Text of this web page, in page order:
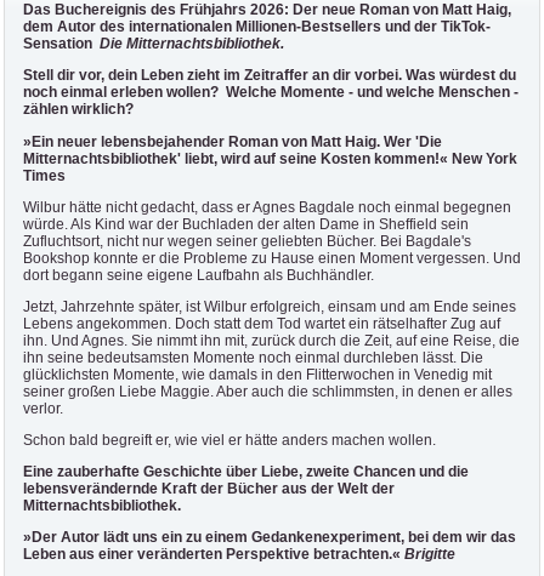
Das Buchereignis des Frühjahrs 2026: Der neue Roman von Matt Haig,
dem Autor des internationalen Millionen-Bestsellers und der TikTok-
Sensation Die Mitternachtsbibliothek.
Stell dir vor, dein Leben zieht im Zeitraffer an dir vorbei. Was würdest du
noch einmal erleben wollen? Welche Momente - und welche Menschen -
zählen wirklich?
»Ein neuer lebensbejahender Roman von Matt Haig. Wer 'Die
Mitternachtsbibliothek' liebt, wird auf seine Kosten kommen!« New York
Times
Wilbur hätte nicht gedacht, dass er Agnes Bagdale noch einmal begegnen
würde. Als Kind war der Buchladen der alten Dame in Sheffield sein
Zufluchtsort, nicht nur wegen seiner geliebten Bücher. Bei Bagdale's
Bookshop konnte er die Probleme zu Hause einen Moment vergessen. Und
dort begann seine eigene Laufbahn als Buchhändler.
Jetzt, Jahrzehnte später, ist Wilbur erfolgreich, einsam und am Ende seines
Lebens angekommen. Doch statt dem Tod wartet ein rätselhafter Zug auf
ihn. Und Agnes. Sie nimmt ihn mit, zurück durch die Zeit, auf eine Reise, die
ihn seine bedeutsamsten Momente noch einmal durchleben lässt. Die
glücklichsten Momente, wie damals in den Flitterwochen in Venedig mit
seiner großen Liebe Maggie. Aber auch die schlimmsten, in denen er alles
verlor.
Schon bald begreift er, wie viel er hätte anders machen wollen.
Eine zauberhafte Geschichte über Liebe, zweite Chancen und die
lebensverändernde Kraft der Bücher aus der Welt der
Mitternachtsbibliothek.
»Der Autor lädt uns ein zu einem Gedankenexperiment, bei dem wir das
Leben aus einer veränderten Perspektive betrachten.« Brigitte